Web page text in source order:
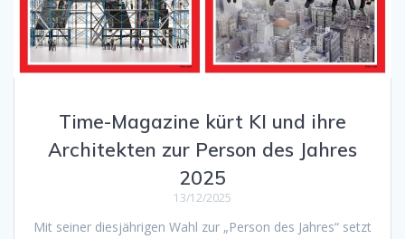
Time-Magazine kürt KI und ihre
Architekten zur Person des Jahres
2025
13/12/2025
Mit seiner diesjährigen Wahl zur „Person des Jahres“ setzt